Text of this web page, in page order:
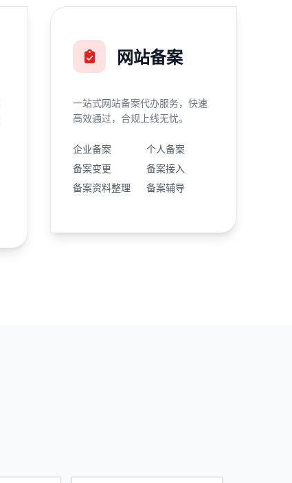
网站备案
一站式网站备案代办服务，快速
高效通过，合规上线无忧。
企业备案
个人备案
备案变更
备案接入
备案资料整理
备案辅导